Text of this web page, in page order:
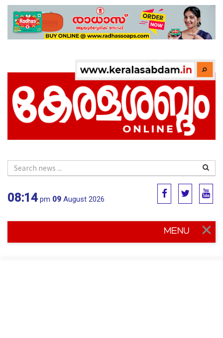
08:14 pm 09 August 2026
MENU